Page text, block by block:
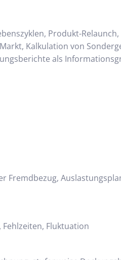
Produkt-
Kalkulation von
als
Fremdbezug,
Fluktuation